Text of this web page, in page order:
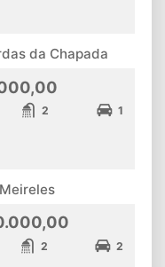
da Chapada
2 1
2 2